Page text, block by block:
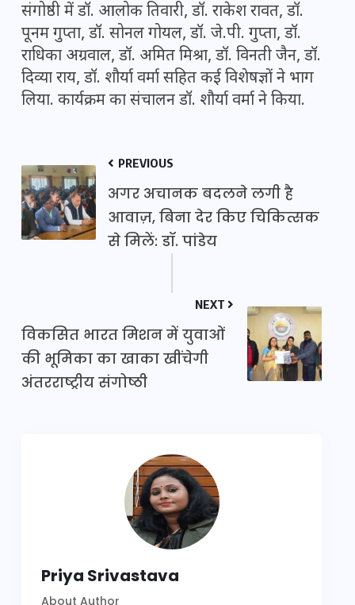
संगोष्ठी में डॉ. आलोक तिवारी, डॉ. राकेश रावत, डॉ.
पूनम गुप्ता, डॉ. सोनल गोयल, डॉ. जे.पी. गुप्ता, डॉ.
राधिका अग्रवाल, डॉ. अमित मिश्रा, डॉ. विनती जैन, डॉ.
दिव्या राय, डॉ. शौर्या वर्मा सहित कई विशेषज्ञों ने भाग
लिया. कार्यक्रम का संचालन डॉ. शौर्या वर्मा ने किया.
PREVIOUS
अगर अचानक बदलने लगी है
आवाज़, बिना देर किए चिकित्सक
से मिलें: डॉ. पांडेय
NEXT
विकसित भारत मिशन में युवाओं
की भूमिका का खाका खींचेगी
अंतरराष्ट्रीय संगोष्ठी
Priya Srivastava
About Author